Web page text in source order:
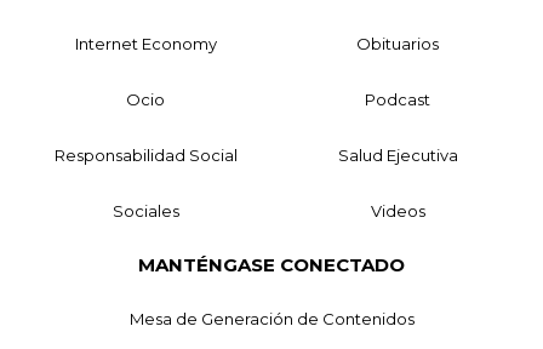
Internet Economy Obituarios
Ocio Podcast
Responsabilidad Social Salud Ejecutiva
Sociales Videos
MANTÉNGASE CONECTADO
Mesa de Generación de Contenidos